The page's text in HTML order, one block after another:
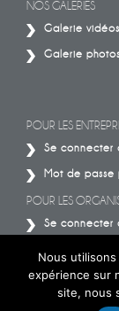
NOS GALERIES
Galerie vidéos
Galerie photos
POUR LES
Se connecter
Mot de passe
POUR LES
Se connecter
Nous
expérience sur
site, nous